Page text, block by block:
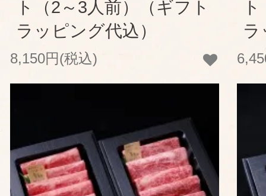
ト（2～3人前）（ギフト
ラッピング代込）
8,150円(税込)
ラ